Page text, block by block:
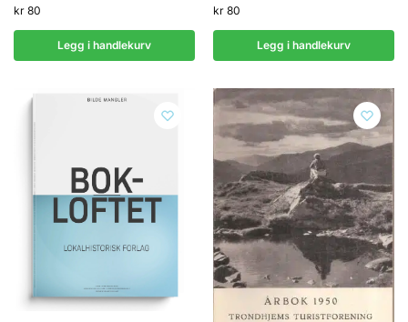
kr 80
Legg i handlekurv
kr 80
Legg i handlekurv